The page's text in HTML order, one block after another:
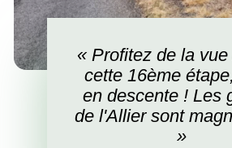
« Profitez de la
cette 16ème
en descente ! Les
de l'Allier sont
»